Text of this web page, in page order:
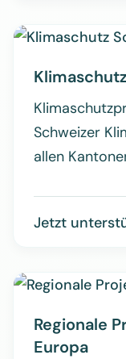
Schweizer
allen
Jetzt
Regionale
Europa